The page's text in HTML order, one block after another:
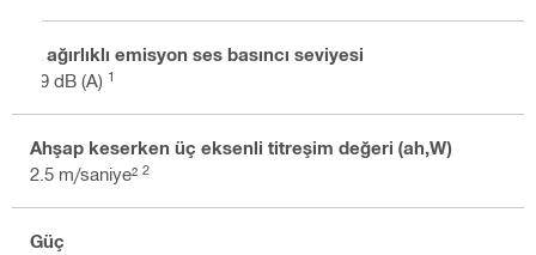
A ağırlıklı emisyon ses basıncı seviyesi
99 dB (A) 1
Ahşap keserken üç eksenli titreşim değeri (ah,W)
2.5 m/saniye² 2
Güç